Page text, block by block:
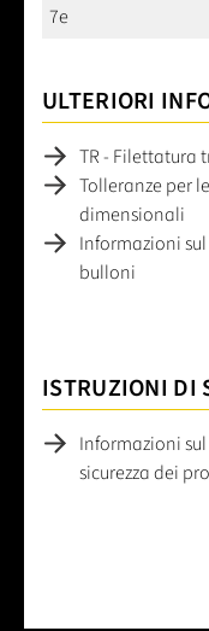
7e
ULTERIORI
TR - Filettatura
Tolleranze per
dimensionali
Informazioni
bulloni
ISTRUZIONI DI
Informazioni
sicurezza dei